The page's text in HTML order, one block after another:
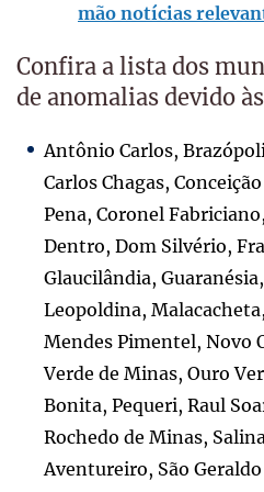
mão notícias
Confira a lista dos
de anomalias devido
Antônio Carlos,
Carlos Chagas,
Pena, Coronel
Dentro, Dom Silvério,
Glaucilândia,
Leopoldina,
Mendes Pimentel, Novo
Verde de Minas, Ouro
Bonita, Pequeri, Raul
Rochedo de Minas,
Aventureiro, São